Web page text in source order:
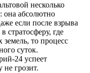
несколько
она абсолютно
если после взрыва
стратосферу, где
то процесс
суток.
24 успеет
не грозит.